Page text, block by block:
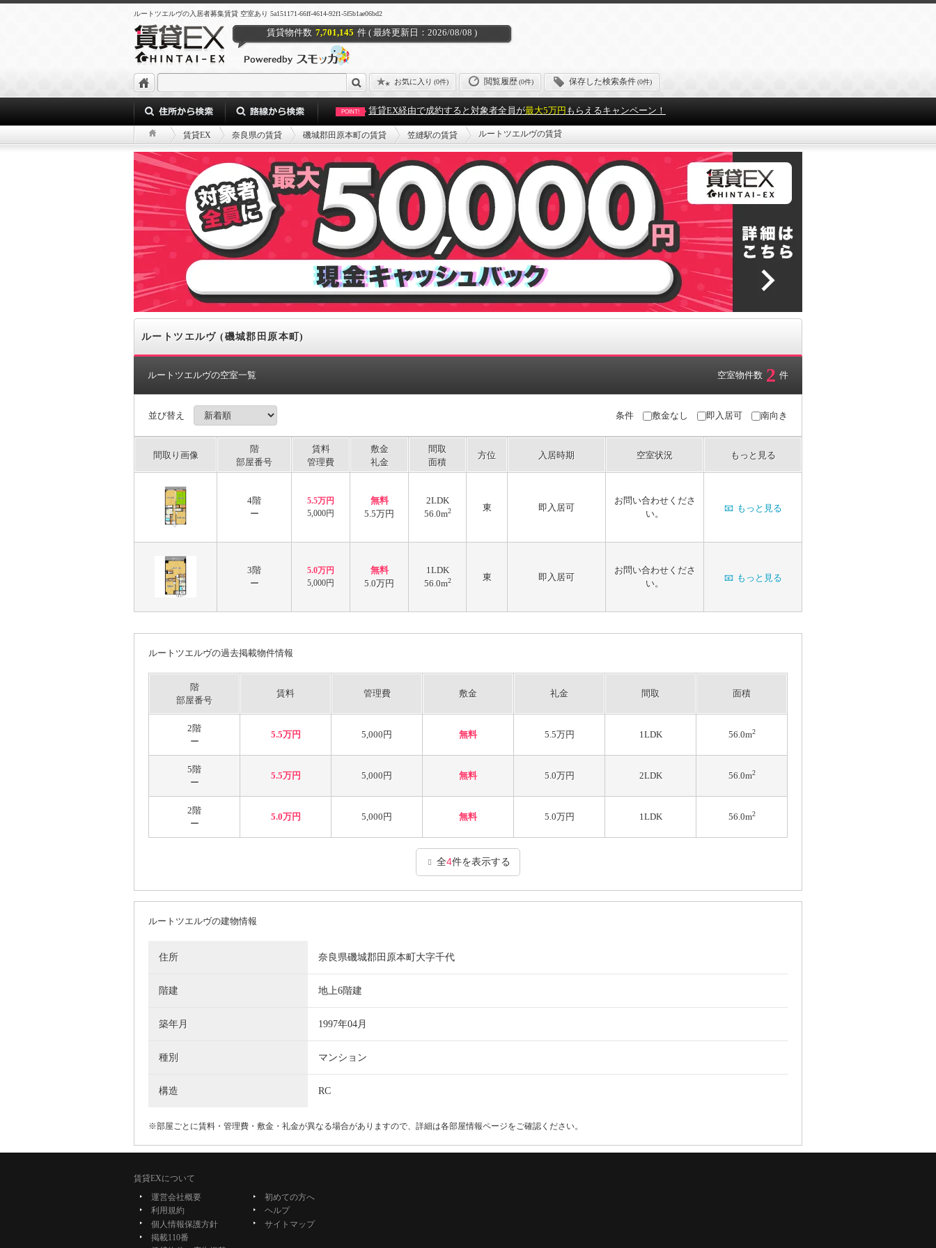
ルートツエルヴの入居者募集賃貸 空室あり 5a151171-66ff-4614-92f1-5f5b1ae06bd2
賃貸物件数 7,701,145 件 ( 最終更新日：2026/08/08 )
お気に入り (0件) 閲覧履歴(0件) 保存した検索条件(0件)
POINT! 賃貸EX経由で成約すると対象者全員が最大5万円 もらえるキャンペーン！
賃貸EX 奈良県の賃貸 磯城郡田原本町の賃貸 笠縫駅の賃貸 ルートツエルヴの賃貸
ルートツエルヴ (磯城郡田原本町)
ルートツエルヴの空室一覧 空室物件数 2 件
並び替え 条件 敷金なし 即入居可 南向き
間取り画像
階
部屋番号
賃料
管理費
敷金
礼金
間取
面積
方位 入居時期 空室状況 もっと見る
4階
ー
5.5万円
5,000円
無料
5.5万円
2LDK
56.0m2 東 即入居可
お問い合わせくださ
い。
📧 もっと見る
3階
ー
5.0万円
5,000円
無料
5.0万円
1LDK
56.0m2 東 即入居可
お問い合わせくださ
い。
📧 もっと見る
ルートツエルヴの過去掲載物件情報
階
部屋番号
賃料 管理費 敷金 礼金 間取 面積
2階
ー
5.5万円 5,000円 無料 5.5万円 1LDK 56.0m2
5階
ー
5.5万円 5,000円 無料 5.0万円 2LDK 56.0m2
2階
ー
5.0万円 5,000円 無料 5.0万円 1LDK 56.0m2
全4件を表示する
ルートツエルヴの建物情報
住所 奈良県磯城郡田原本町大字千代
階建 地上6階建
築年月 1997年04月
種別 マンション
構造 RC
※部屋ごとに賃料・管理費・敷金・礼金が異なる場合がありますので、詳細は各部屋情報ページをご確認ください。
賃貸EXについて
運営会社概要
利用規約
個人情報保護方針
掲載110番
初めての方へ
ヘルプ
サイトマップ